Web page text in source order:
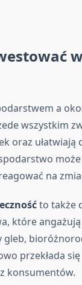
a
wszystkim
oraz ułatwiają
na
to także
które
gleb,
przekłada
konsumentów.